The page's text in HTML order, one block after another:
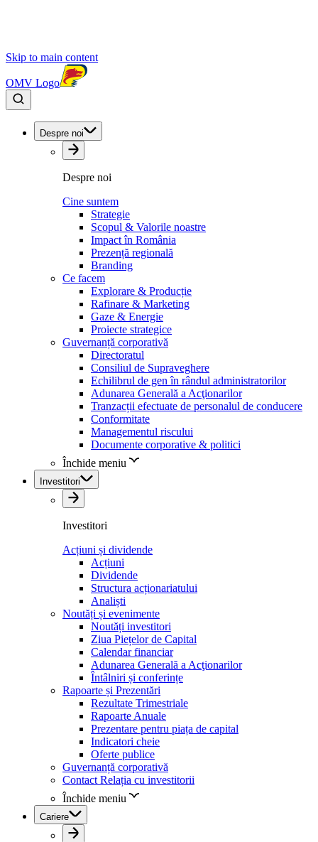
Skip to main content
OMV Logo
Despre noi
Despre noi
Cine suntem
Strategie
Scopul & Valorile noastre
Impact în România
Prezență regională
Branding
Ce facem
Explorare & Producție
Rafinare & Marketing
Gaze & Energie
Proiecte strategice
Guvernanță corporativă
Directoratul
Consiliul de Supraveghere
Echilibrul de gen în rândul administratorilor
Adunarea Generală a Acţionarilor
Tranzacții efectuate de personalul de conducere
Conformitate
Managementul riscului
Documente corporative & politici
Închide meniu
Investitori
Investitori
Acțiuni și dividende
Acțiuni
Dividende
Structura acționariatului
Analiști
Noutăți și evenimente
Noutăți investitori
Ziua Piețelor de Capital
Calendar financiar
Adunarea Generală a Acţionarilor
Întâlniri și conferințe
Rapoarte și Prezentări
Rezultate Trimestriale
Rapoarte Anuale
Prezentare pentru piața de capital
Indicatori cheie
Oferte publice
Guvernanță corporativă
Contact Relația cu investitorii
Închide meniu
Cariere